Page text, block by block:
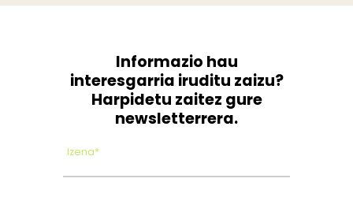
Informazio hau
interesgarria iruditu zaizu?
Harpidetu zaitez gure
newsletterrera.
Izena*